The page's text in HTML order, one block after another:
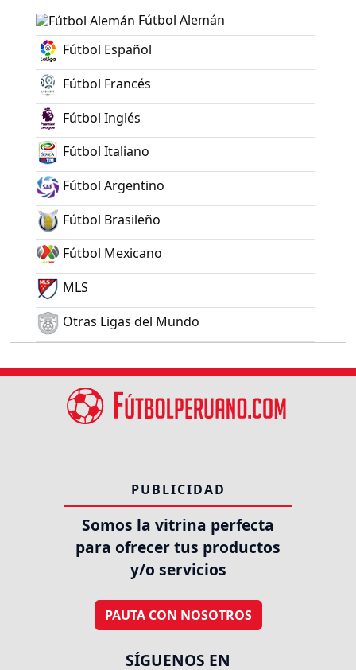
Fútbol Alemán
Fútbol Español
Fútbol Francés
Fútbol Inglés
Fútbol Italiano
Fútbol Argentino
Fútbol Brasileño
Fútbol Mexicano
MLS
Otras Ligas del Mundo
PUBLICIDAD
Somos la vitrina perfecta
para ofrecer tus productos
y/o servicios
PAUTA CON NOSOTROS
SÍGUENOS EN